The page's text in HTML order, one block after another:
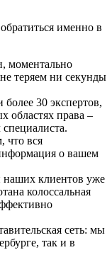
именно в
моментально
теряем ни секунды
30 экспертов,
областях права –
что вся
о вашем
клиентов уже
колоссальная
сеть: мы
так и в